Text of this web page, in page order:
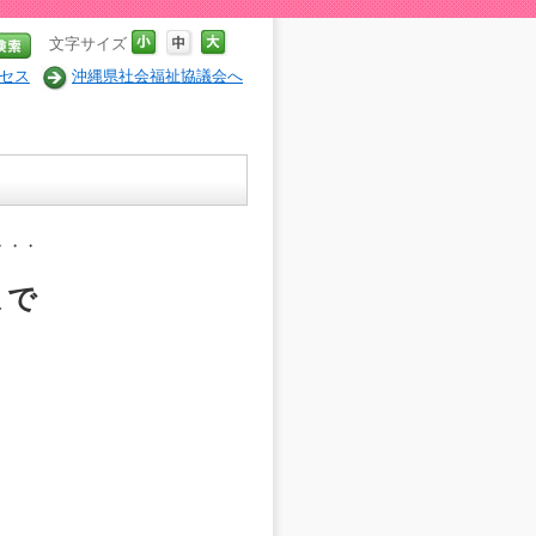
文字サイズ
ス 沖縄県社会福祉協議会へ
・
で